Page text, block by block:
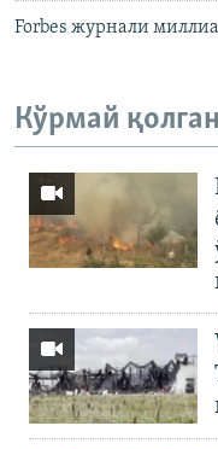
Forbes журнали
Кўрмай